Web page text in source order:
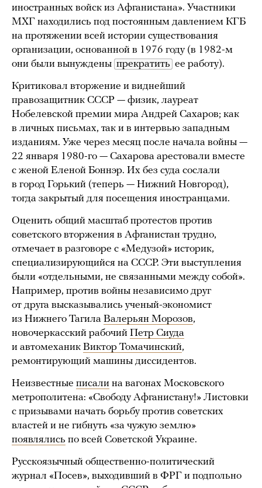
иностранных войск из Афганистана». Участники
МХГ находились под постоянным давлением КГБ
на протяжении всей истории существования
организации, основанной в 1976 году (в 1982-м
они были вынуждены прекратить ее работу).
Критиковал вторжение и виднейший
правозащитник СССР — физик, лауреат
Нобелевской премии мира Андрей Сахаров; как
в личных письмах, так и в интервью западным
изданиям. Уже через месяц после начала войны —
22 января 1980-го — Сахарова арестовали вместе
с женой Еленой Боннэр. Их без суда сослали
в город Горький (теперь — Нижний Новгород),
тогда закрытый для посещения иностранцами.
Оценить общий масштаб протестов против
советского вторжения в Афганистан трудно,
отмечает в разговоре с «Медузой» историк,
специализирующийся на СССР. Эти выступления
были «отдельными, не связанными между собой».
Например, против войны независимо друг
от друга высказывались ученый-экономист
из Нижнего Тагила Валерьян Морозов,
новочеркасский рабочий Петр Сиуда
и автомеханик Виктор Томачинский,
ремонтирующий машины диссидентов.
Неизвестные писали на вагонах Московского
метрополитена: «Свободу Афганистану!» Листовки
с призывами начать борьбу против советских
властей и не гибнуть «за чужую землю»
появлялись по всей Советской Украине.
Русскоязычный общественно-политический
журнал «Посев», выходивший в ФРГ и подпольно